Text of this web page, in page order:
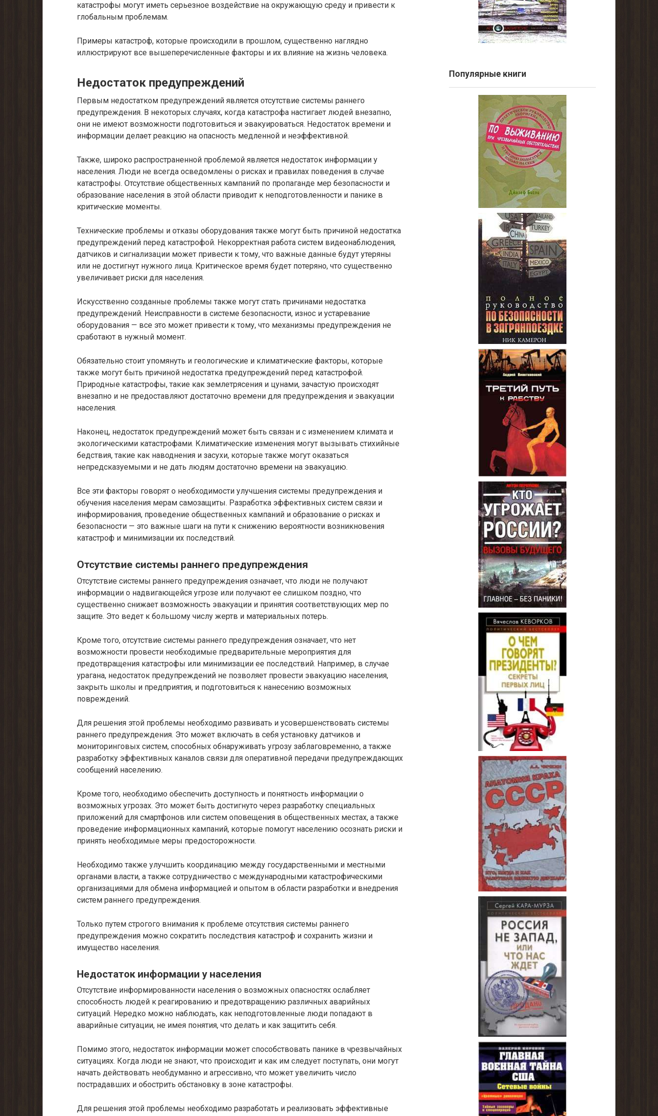
катастрофы могут иметь серьезное воздействие на окружающую среду и привести к
глобальным проблемам.
Примеры катастроф, которые происходили в прошлом, существенно наглядно
иллюстрируют все вышеперечисленные факторы и их влияние на жизнь человека.
Недостаток предупреждений
Первым недостатком предупреждений является отсутствие системы раннего
предупреждения. В некоторых случаях, когда катастрофа настигает людей внезапно,
они не имеют возможности подготовиться и эвакуироваться. Недостаток времени и
информации делает реакцию на опасность медленной и неэффективной.
Также, широко распространенной проблемой является недостаток информации у
населения. Люди не всегда осведомлены о рисках и правилах поведения в случае
катастрофы. Отсутствие общественных кампаний по пропаганде мер безопасности и
образование населения в этой области приводит к неподготовленности и панике в
критические моменты.
Технические проблемы и отказы оборудования также могут быть причиной недостатка
предупреждений перед катастрофой. Некорректная работа систем видеонаблюдения,
датчиков и сигнализации может привести к тому, что важные данные будут утеряны
или не достигнут нужного лица. Критическое время будет потеряно, что существенно
увеличивает риски для населения.
Искусственно созданные проблемы также могут стать причинами недостатка
предупреждений. Неисправности в системе безопасности, износ и устаревание
оборудования — все это может привести к тому, что механизмы предупреждения не
сработают в нужный момент.
Обязательно стоит упомянуть и геологические и климатические факторы, которые
также могут быть причиной недостатка предупреждений перед катастрофой.
Природные катастрофы, такие как землетрясения и цунами, зачастую происходят
внезапно и не предоставляют достаточно времени для предупреждения и эвакуации
населения.
Наконец, недостаток предупреждений может быть связан и с изменением климата и
экологическими катастрофами. Климатические изменения могут вызывать стихийные
бедствия, такие как наводнения и засухи, которые также могут оказаться
непредсказуемыми и не дать людям достаточно времени на эвакуацию.
Все эти факторы говорят о необходимости улучшения системы предупреждения и
обучения населения мерам самозащиты. Разработка эффективных систем связи и
информирования, проведение общественных кампаний и образование о рисках и
безопасности — это важные шаги на пути к снижению вероятности возникновения
катастроф и минимизации их последствий.
Отсутствие системы раннего предупреждения
Отсутствие системы раннего предупреждения означает, что люди не получают
информации о надвигающейся угрозе или получают ее слишком поздно, что
существенно снижает возможность эвакуации и принятия соответствующих мер по
защите. Это ведет к большому числу жертв и материальных потерь.
Кроме того, отсутствие системы раннего предупреждения означает, что нет
возможности провести необходимые предварительные мероприятия для
предотвращения катастрофы или минимизации ее последствий. Например, в случае
урагана, недостаток предупреждений не позволяет провести эвакуацию населения,
закрыть школы и предприятия, и подготовиться к нанесению возможных
повреждений.
Для решения этой проблемы необходимо развивать и усовершенствовать системы
раннего предупреждения. Это может включать в себя установку датчиков и
мониторинговых систем, способных обнаруживать угрозу заблаговременно, а также
разработку эффективных каналов связи для оперативной передачи предупреждающих
сообщений населению.
Кроме того, необходимо обеспечить доступность и понятность информации о
возможных угрозах. Это может быть достигнуто через разработку специальных
приложений для смартфонов или систем оповещения в общественных местах, а также
проведение информационных кампаний, которые помогут населению осознать риски и
принять необходимые меры предосторожности.
Необходимо также улучшить координацию между государственными и местными
органами власти, а также сотрудничество с международными катастрофическими
организациями для обмена информацией и опытом в области разработки и внедрения
систем раннего предупреждения.
Только путем строгого внимания к проблеме отсутствия системы раннего
предупреждения можно сократить последствия катастроф и сохранить жизни и
имущество населения.
Недостаток информации у населения
Отсутствие информированности населения о возможных опасностях ослабляет
способность людей к реагированию и предотвращению различных аварийных
ситуаций. Нередко можно наблюдать, как неподготовленные люди попадают в
аварийные ситуации, не имея понятия, что делать и как защитить себя.
Помимо этого, недостаток информации может способствовать панике в чрезвычайных
ситуациях. Когда люди не знают, что происходит и как им следует поступать, они могут
начать действовать необдуманно и агрессивно, что может увеличить число
пострадавших и обострить обстановку в зоне катастрофы.
Для решения этой проблемы необходимо разработать и реализовать эффективные
Популярные книги